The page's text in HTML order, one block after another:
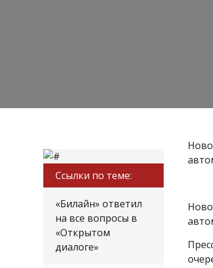
Ссылки по теме:
«Билайн» ответил
на все вопросы в
«Открытом
диалоге»